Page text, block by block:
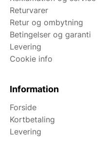
Returvarer
Retur og ombytning
Betingelser og garanti
Levering
Cookie info
Information
Forside
Kortbetaling
Levering